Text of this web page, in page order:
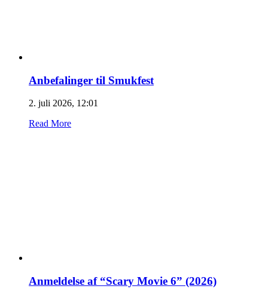
Anbefalinger til Smukfest
2. juli 2026, 12:01
Read More
Anmeldelse af “Scary Movie 6” (2026)